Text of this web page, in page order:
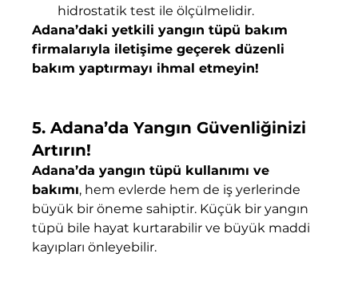
hidrostatik test ile ölçülmelidir.
Adana’daki yetkili yangın tüpü bakım
firmalarıyla iletişime geçerek düzenli
bakım yaptırmayı ihmal etmeyin!
5. Adana’da Yangın Güvenliğinizi
Artırın!
Adana’da yangın tüpü kullanımı ve
bakımı, hem evlerde hem de iş yerlerinde
büyük bir öneme sahiptir. Küçük bir yangın
tüpü bile hayat kurtarabilir ve büyük maddi
kayıpları önleyebilir.